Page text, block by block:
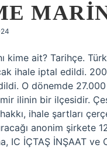
kime ait? Tarihçe.
ihale iptal edildi.
O dönemde
ilinin bir ilçesidir.
hakkı, ihale şartları
anonim şirkete
IC İÇTAŞ İNŞAAT